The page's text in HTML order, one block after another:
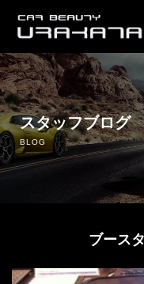
ホーム
オリジナルカーコーティ
コーティングのこだわり
コーティングの流れ
スタッフブログ
BLOG
ブース